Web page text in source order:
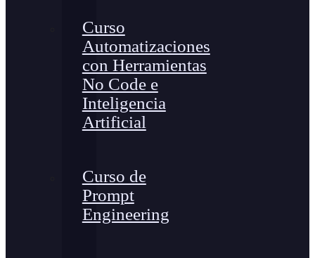
Curso
Automatizaciones
con Herramientas
No Code e
Inteligencia
Artificial
Curso de
Prompt
Engineering